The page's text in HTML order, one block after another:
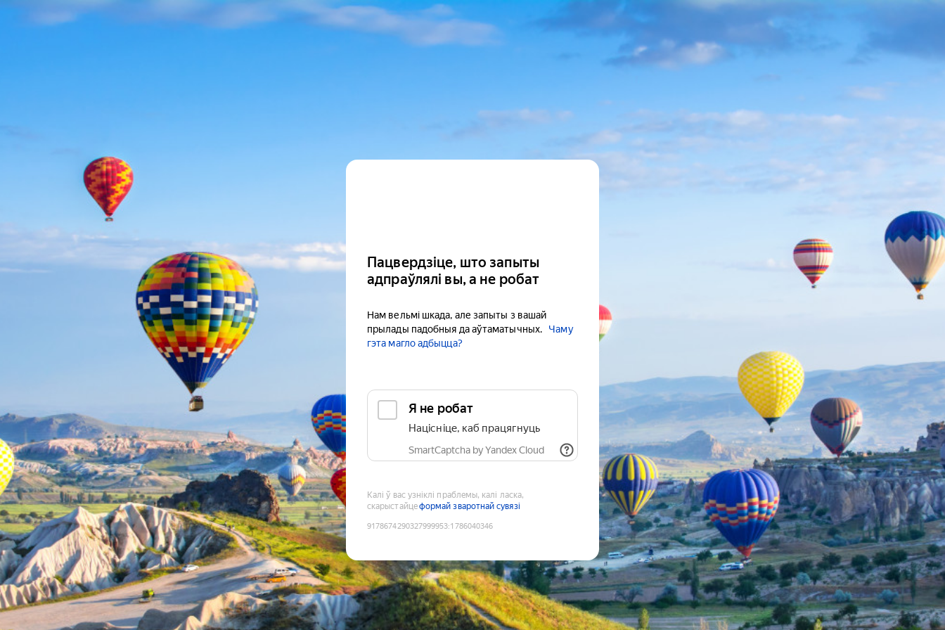
Пацвердзіце, што запыты
адпраўлялі вы, а не робат
Нам вельмі шкада, але запыты з вашай
прылады падобныя да аўтаматычных.
Чаму
гэта магло адбыцца?
Я не робат
Націсніце, каб працягнуць
SmartCaptcha by Yandex Cloud
Калі ў вас узніклі праблемы, калі ласка,
скарыстайцеформай зваротнай сувязі
9178674290327999953:1786040346